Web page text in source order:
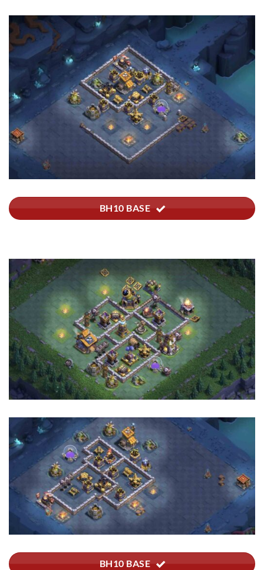
BH10 BASE
BH10 BASE